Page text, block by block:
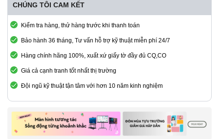
CHÚNG TÔI CAM KẾT
Kiểm tra hàng, thử hàng trước khi thanh toán
Bảo hành 36 tháng, Tư vấn hỗ trợ kỹ thuật miễn phí 24/7
Hàng chính hãng 100%, xuất xứ giấy tờ đầy đủ CQ,CO
Giá cả cạnh tranh tốt nhất thị trường
Đội ngũ kỹ thuật tận tâm với hơn 10 năm kinh nghiệm